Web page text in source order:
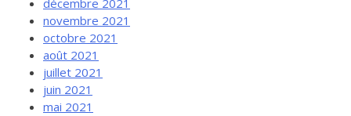
décembre 2021
novembre 2021
octobre 2021
août 2021
juillet 2021
juin 2021
mai 2021